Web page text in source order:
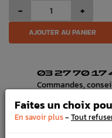
- +
AJOUTER AU PANIER
03 27 70 17
Commandes,
Lundi au vendredi de
LIVRAISON
Faites un choix
En savoir plus- Tout